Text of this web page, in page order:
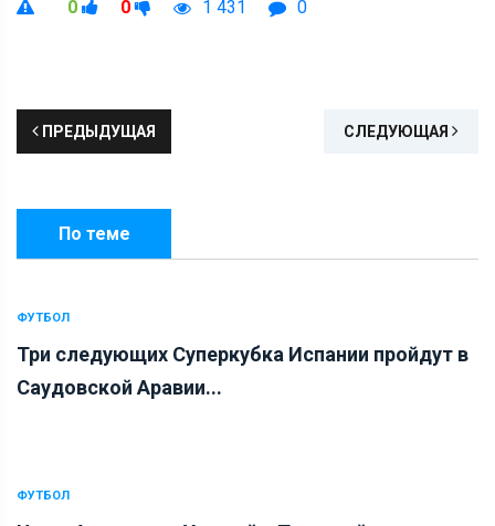
0 0 1 431 0
ПРЕДЫДУЩАЯ СЛЕДУЮЩАЯ
По теме
ФУТБОЛ
Три следующих Суперкубка Испании пройдут в
Саудовской Аравии...
ФУТБОЛ